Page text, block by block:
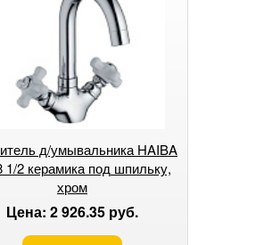
д/умывальника HAIBA
1/2 керамика под шпильку,
хром
Цена: 2 926.35 руб.